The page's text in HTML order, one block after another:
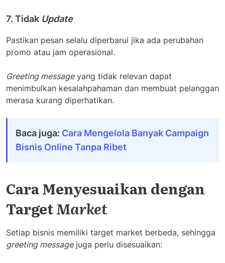
7. Tidak Update
Pastikan pesan selalu diperbarui jika ada perubahan
promo atau jam operasional.
Greeting messageyang tidak relevan dapat
menimbulkan kesalahpahaman dan membuat pelanggan
merasa kurang diperhatikan.
Baca juga: Cara Mengelola Banyak Campaign
Bisnis Online Tanpa Ribet
Cara Menyesuaikan dengan
TargetMarket
Setiap bisnis memiliki target market berbeda, sehingga
greeting messagejuga perlu disesuaikan: